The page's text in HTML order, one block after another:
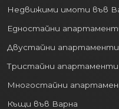
София означава
динамичната
страната.
3. Отлична
Недвижими имоти във
Едностайни
Двустайни
Тристайни апартаменти
Многостайни
Къщи във Варна